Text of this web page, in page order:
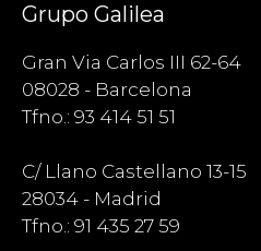
Grupo Galilea
Gran Via Carlos III 62-64
08028 - Barcelona
Tfno.: 93 414 51 51
C/ Llano Castellano 13-15
28034 - Madrid
Tfno.: 91 435 27 59